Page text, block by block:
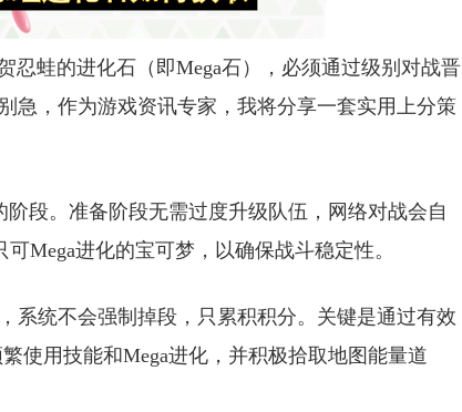
蛙的进化石（即Mega石），必须通过级别对战晋
急，作为游戏资讯专家，我将分享一套实用上分策
段。准备阶段无需过度升级队伍，网络对战会自
Mega进化的宝可梦，以确保战斗稳定性。
系统不会强制掉段，只累积积分。关键是通过有效
用技能和Mega进化，并积极拾取地图能量道